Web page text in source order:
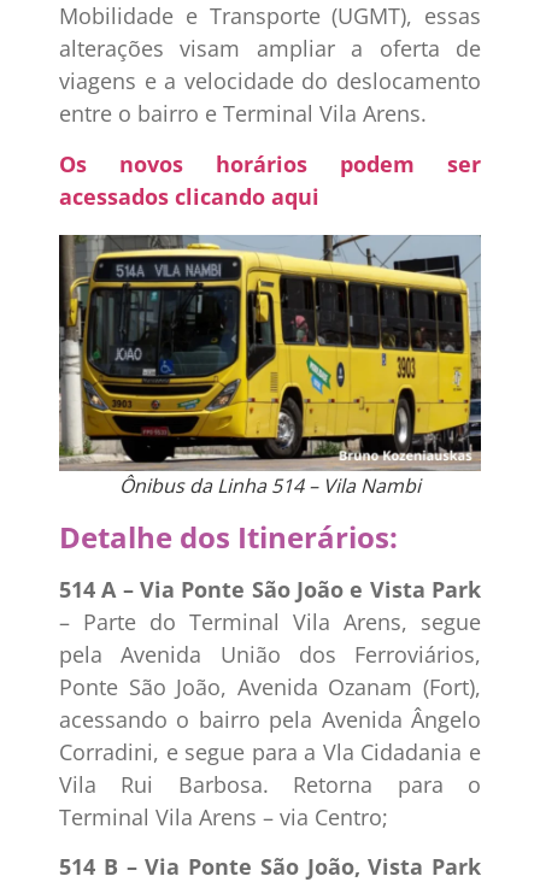
Mobilidade e Transporte (UGMT), essas
alterações visam ampliar a oferta de
viagens e a velocidade do deslocamento
entre o bairro e Terminal Vila Arens.
Os novos horários podem ser
acessados clicando aqui
Ônibus da Linha 514 – Vila Nambi
Detalhe dos Itinerários:
514 A – Via Ponte São João e Vista Park
– Parte do Terminal Vila Arens, segue
pela Avenida União dos Ferroviários,
Ponte São João, Avenida Ozanam (Fort),
acessando o bairro pela Avenida Ângelo
Corradini, e segue para a Vla Cidadania e
Vila Rui Barbosa. Retorna para o
Terminal Vila Arens – via Centro;
514 B – Via Ponte São João, Vista Park